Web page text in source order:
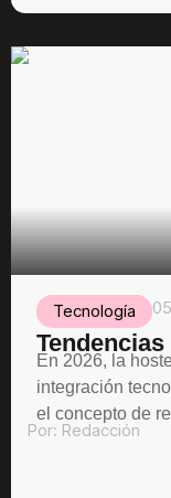
Tecnología
En 2026, la
integración
el concepto de
Por: Redacción